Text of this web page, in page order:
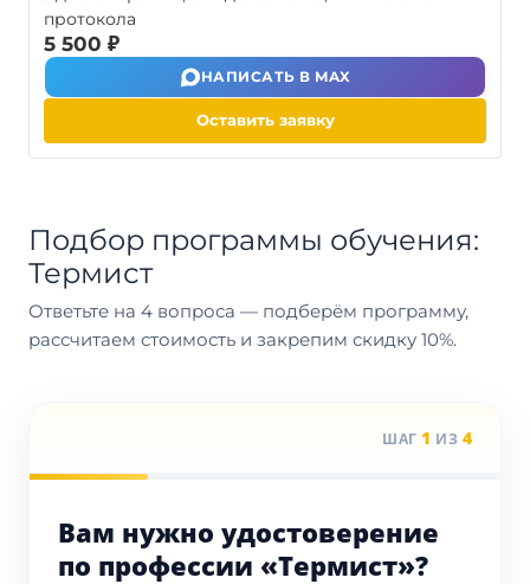
протокола
5 500 ₽
НАПИСАТЬ В MAX
Оставить заявку
Подбор программы обучения:
Термист
Ответьте на 4 вопроса — подберём программу,
рассчитаем стоимость и закрепим скидку 10%.
ШАГ 1 ИЗ 4
Вам нужно удостоверение
по профессии «Термист»?